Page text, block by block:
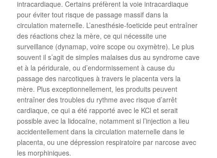
intracardiaque. Certains préfèrent la voie intracardiaque
pour éviter tout risque de passage massif dans la
circulation maternelle. L’anesthésie-foeticide peut entraîner
des réactions chez la mère, ce qui nécessite une
surveillance (dynamap, voire scope ou oxymètre). Le plus
souvent il s’agit de simples malaises dus au syndrome cave
et à la péridurale, ou d’endormissement à cause du
passage des narcotiques à travers le placenta vers la
mère. Plus exceptionnellement, les produits peuvent
entraîner des troubles du rythme avec risque d’arrêt
cardiaque, ce qui a été rapporté avec le KCl et serait
possible avec la lidocaïne, notamment si l’injection a lieu
accidentellement dans la circulation maternelle dans le
placenta, ou une dépression respiratoire par narcose avec
les morphiniques.